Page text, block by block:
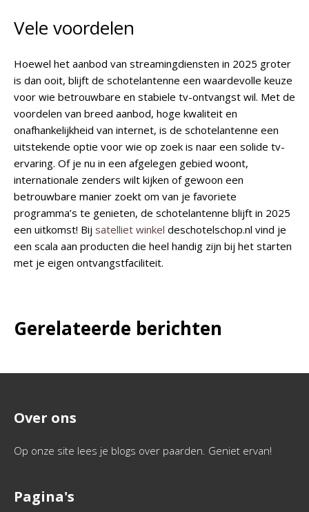
Vele voordelen
Hoewel het aanbod van streamingdiensten in 2025 groter
is dan ooit, blijft de schotelantenne een waardevolle keuze
voor wie betrouwbare en stabiele tv-ontvangst wil. Met de
voordelen van breed aanbod, hoge kwaliteit en
onafhankelijkheid van internet, is de schotelantenne een
uitstekende optie voor wie op zoek is naar een solide tv-
ervaring. Of je nu in een afgelegen gebied woont,
internationale zenders wilt kijken of gewoon een
betrouwbare manier zoekt om van je favoriete
programma’s te genieten, de schotelantenne blijft in 2025
een uitkomst! Bij satelliet winkel deschotelschop.nl vind je
een scala aan producten die heel handig zijn bij het starten
met je eigen ontvangstfaciliteit.
Gerelateerde berichten
Over ons
Op onze site lees je blogs over paarden. Geniet ervan!
Pagina's